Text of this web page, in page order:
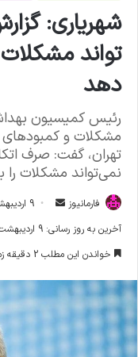
شهریاری:
تواند
دهد
رئیس کمیسیون
مشکلات و کمبودهای
تهران، گفت: صرف
نمی‌تواند مشکلات
فارمانیوز
ا
ل
ا
9 اردیبهشت 1404 - 9:53 ق.ظ
آخرین به روز رسانی: 9 اردیبهشت 1404 - 9:53 ق.ظ
خواندن این مطلب 2 دقیقه زمان میبرد